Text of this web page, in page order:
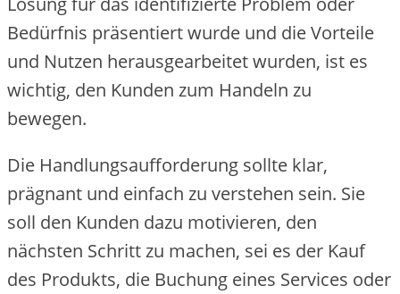
Bedürfnis präsentiert wurde und die Vorteile
und Nutzen herausgearbeitet wurden, ist es
wichtig, den Kunden zum Handeln zu
bewegen.
Die Handlungsaufforderung sollte klar,
prägnant und einfach zu verstehen sein. Sie
soll den Kunden dazu motivieren, den
nächsten Schritt zu machen, sei es der Kauf
des Produkts, die Buchung eines Services oder